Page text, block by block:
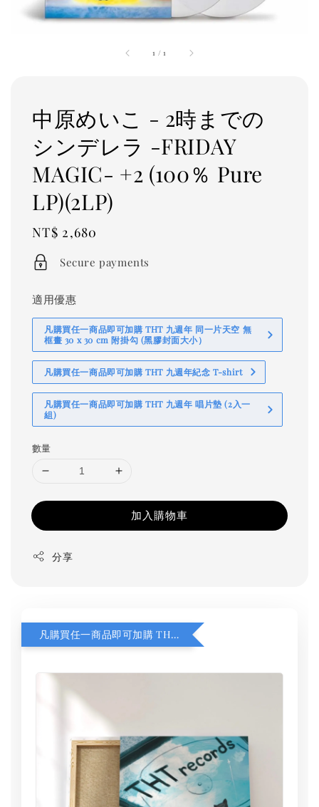
1 /1
中原めいこ - 2時までの
シンデレラ -FRIDAY
MAGIC- +2 (100％ Pure
LP)(2LP)
Regular
price
NT$ 2,680
Secure payments
適用優惠
凡購買任一商品即可加購 THT 九週年 同一片天空 無
框畫 30 x 30 cm 附掛勾 (黑膠封面大小）
凡購買任一商品即可加購 THT 九週年紀念 T-shirt
凡購買任一商品即可加購 THT 九週年 唱片墊 (2入一
組)
數量
加入購物車
分享
凡購買任一商品即可加購 THT 九週年 同一片天空 無框畫 30 x 30 cm 附掛勾 (黑膠封面大小）